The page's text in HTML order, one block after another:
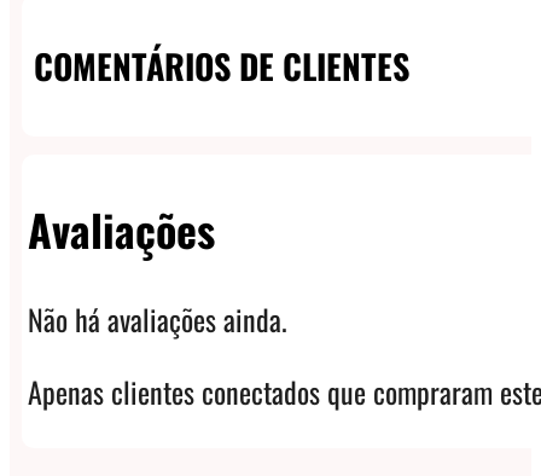
COMENTÁRIOS DE CLIENTES
Avaliações
Não há avaliações ainda.
Apenas clientes conectados que compraram